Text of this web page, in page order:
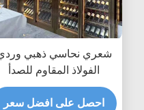
شعري نحاسي ذهبي وردي
الفولاذ المقاوم للصدأ
خزانات نبيذ ثلاجة 300 مم
إلى 500 مم
احصل على افضل سعر